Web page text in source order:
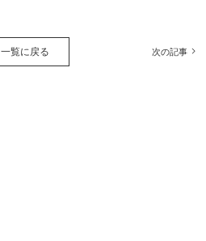
一覧に戻る 次の記事